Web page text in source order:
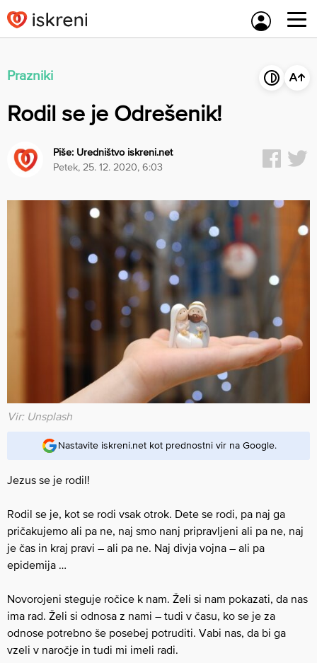
to
content
Prazniki
Rodil se je Odrešenik!
Piše: Uredništvo iskreni.net
petek, 25. 12. 2020, 6:03
Vir: Unsplash
Nastavite iskreni.net kot prednostni vir na Google.
Jezus se je rodil!
Rodil se je, kot se rodi vsak otrok. Dete se rodi, pa naj ga
pričakujemo ali pa ne, naj smo nanj pripravljeni ali pa ne, naj
je čas in kraj pravi – ali pa ne. Naj divja vojna – ali pa
epidemija …
Novorojeni steguje ročice k nam. Želi si nam pokazati, da nas
ima rad. Želi si odnosa z nami – tudi v času, ko se je za
odnose potrebno še posebej potruditi. Vabi nas, da bi ga
vzeli v naročje in tudi mi imeli radi.